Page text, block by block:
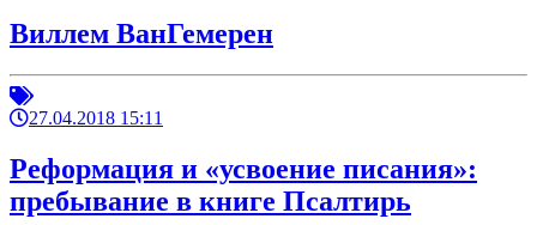
Виллем ВанГемерен
27.04.2018 15:11
Реформация и «усвоение писания»:
пребывание в книге Псалтирь